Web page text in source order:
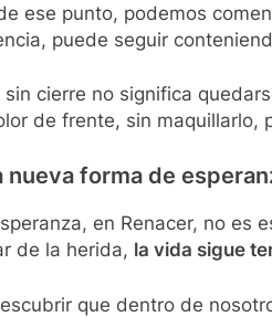
ese punto, podemos
puede seguir
sin cierre no significa
de frente, sin maquillarlo,
nueva forma de
en Renacer, no es
de la herida, la vida sigue
que dentro de